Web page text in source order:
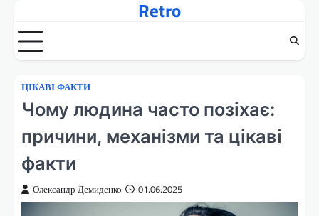
вмісту
Retro
ЦІКАВІ ФАКТИ
Чому людина часто позіхає:
причини, механізми та цікаві
факти
Олександр Демиденко 01.06.2025